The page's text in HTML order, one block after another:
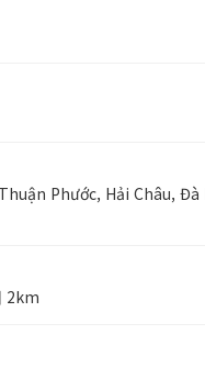
Phước, Hải Châu, Đà
2km